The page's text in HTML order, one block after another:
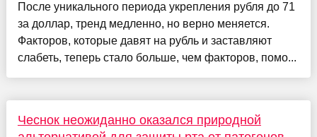
После уникального периода укрепления рубля до 71
за доллар, тренд медленно, но верно меняется.
Факторов, которые давят на рубль и заставляют
слабеть, теперь стало больше, чем факторов, помо...
Чеснок неожиданно оказался природной